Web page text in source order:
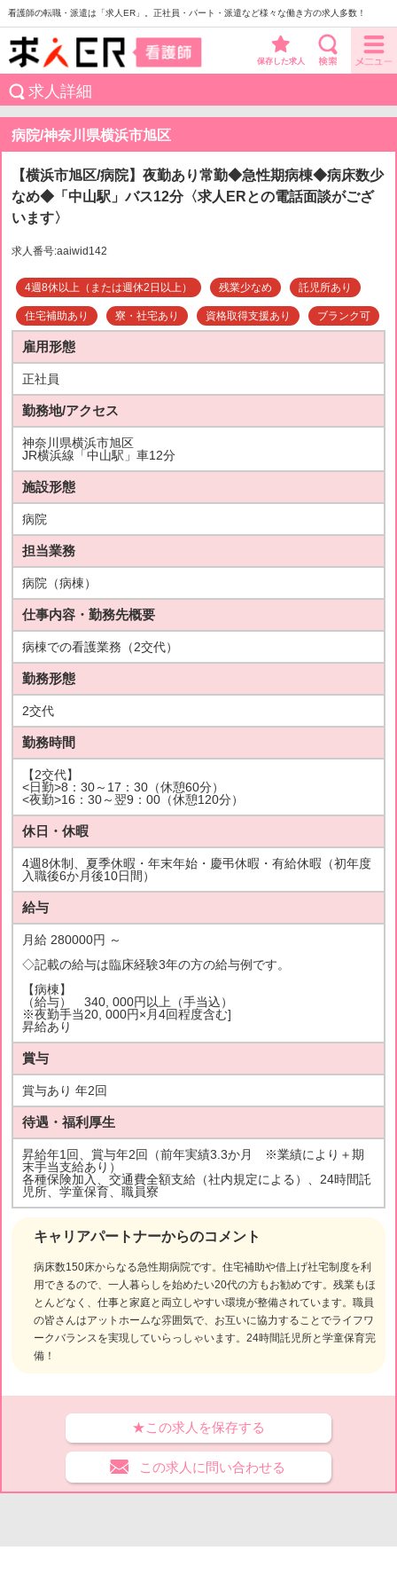
看護師の転職・派遣は「求人ER」。正社員・パート・派遣など様々な働き方の求人多数！
保存した求人
求人詳細
病院/神奈川県横浜市旭区
【横浜市旭区/病院】夜勤あり常勤◆急性期病棟◆病床数少
なめ◆「中山駅」バス12分〈求人ERとの電話面談がござ
います〉
求人番号:aaiwid142
4週8休以上（または週休2日以上） 残業少なめ 託児所あり
住宅補助あり 寮・社宅あり 資格取得支援あり ブランク可
キャリアパートナーからのコメント
病床数150床からなる急性期病院です。住宅補助や借上げ社宅制度を利
用できるので、一人暮らしを始めたい20代の方もお勧めです。残業もほ
とんどなく、仕事と家庭と両立しやすい環境が整備されています。職員
の皆さんはアットホームな雰囲気で、お互いに協力することでライフワ
ークバランスを実現していらっしゃいます。24時間託児所と学童保育完
備！
雇用形態
正社員
勤務地/アクセス
神奈川県横浜市旭区
JR横浜線「中山駅」車12分
施設形態
病院
担当業務
病院（病棟）
仕事内容・勤務先概要
病棟での看護業務（2交代）
勤務形態
2交代
勤務時間
【2交代】
<日勤>8：30～17：30（休憩60分）
<夜勤>16：30～翌9：00（休憩120分）
休日・休暇
4週8休制、夏季休暇・年末年始・慶弔休暇・有給休暇（初年度
入職後6か月後10日間）
給与
月給 280000円 ～
◇記載の給与は臨床経験3年の方の給与例です。
【病棟】
（給与） 340, 000円以上（手当込）
※夜勤手当20, 000円×月4回程度含む]
昇給あり
賞与
賞与あり 年2回
待遇・福利厚生
昇給年1回、賞与年2回（前年実績3.3か月 ※業績により＋期
末手当支給あり）
各種保険加入、交通費全額支給（社内規定による）、24時間託
児所、学童保育、職員寮
★この求人を保存する
この求人に問い合わせる